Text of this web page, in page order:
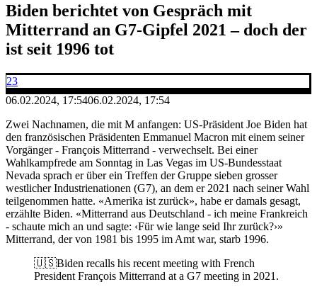
Biden berichtet von Gespräch mit
Mitterrand an G7-Gipfel 2021 – doch der
ist seit 1996 tot
23
06.02.2024, 17:5406.02.2024, 17:54
Zwei Nachnamen, die mit M anfangen: US-Präsident Joe Biden hat
den französischen Präsidenten Emmanuel Macron mit einem seiner
Vorgänger - François Mitterrand - verwechselt. Bei einer
Wahlkampfrede am Sonntag in Las Vegas im US-Bundesstaat
Nevada sprach er über ein Treffen der Gruppe sieben grosser
westlicher Industrienationen (G7), an dem er 2021 nach seiner Wahl
teilgenommen hatte. «Amerika ist zurück», habe er damals gesagt,
erzählte Biden. «Mitterrand aus Deutschland - ich meine Frankreich
- schaute mich an und sagte: ‹Für wie lange seid Ihr zurück?›»
Mitterrand, der von 1981 bis 1995 im Amt war, starb 1996.
🇺🇸Biden recalls his recent meeting with French
President François Mitterrand at a G7 meeting in 2021.